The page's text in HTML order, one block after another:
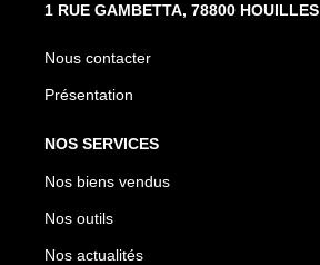
1 RUE GAMBETTA, 78800 HOUILLES
Nous contacter
Présentation
NOS SERVICES
Nos biens vendus
Nos outils
Nos actualités